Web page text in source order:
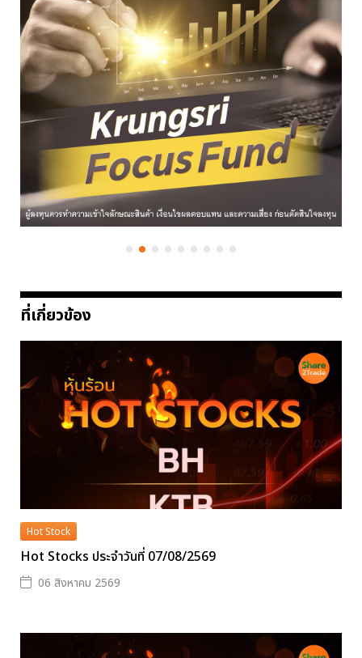
ที่เกี่ยวข้อง
Hot Stock
Hot Stocks ประจำวันที่ 07/08/2569
06 สิงหาคม 2569